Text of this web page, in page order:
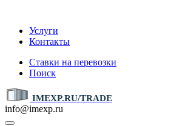
Услуги
Контакты
Ставки на перевозки
Поиск
IMEXP.RU/TRADE
info@imexp.ru